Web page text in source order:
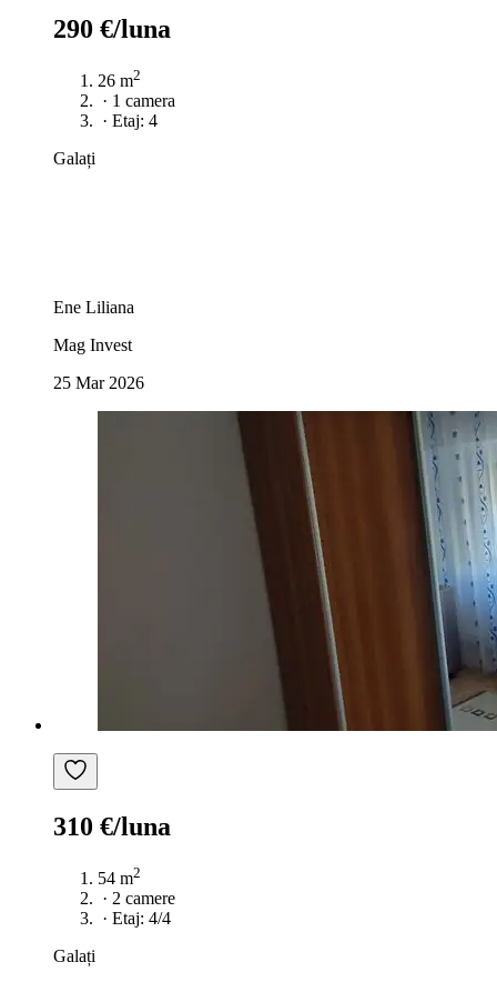
290 €/luna
26 m2
· 1 camera
· Etaj: 4
Galați
Ene Liliana
Mag Invest
25 Mar 2026
310 €/luna
54 m2
· 2 camere
· Etaj: 4/4
Galați